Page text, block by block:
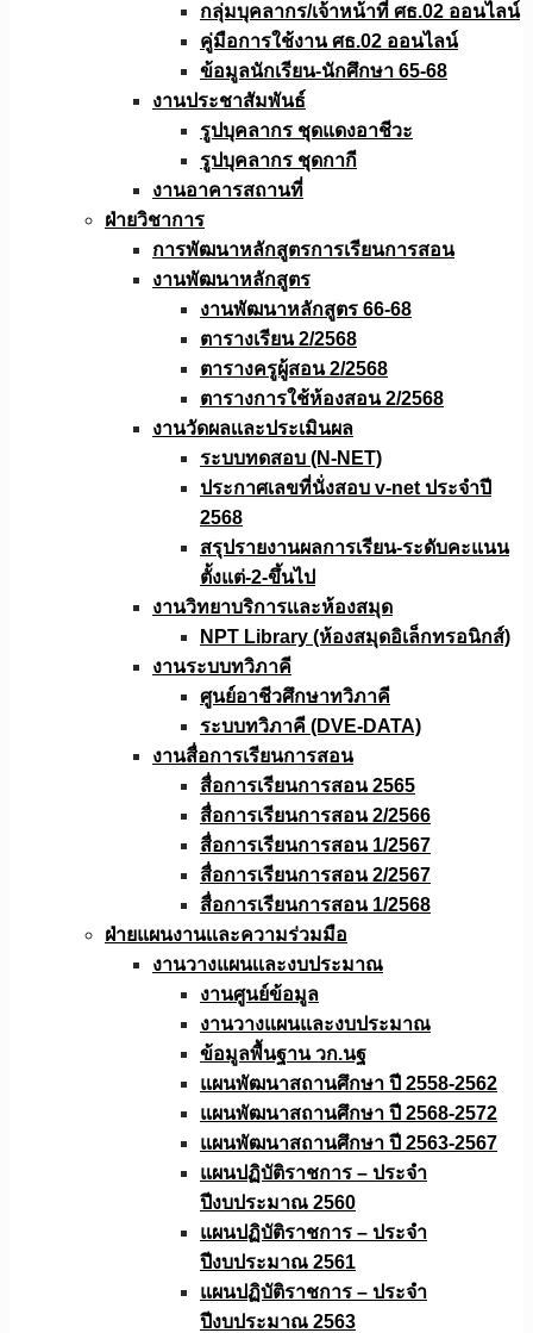
กลุ่มบุคลากร/เจ้าหน้าที่ ศธ.02 ออนไลน์
คู่มือการใช้งาน ศธ.02 ออนไลน์
ข้อมูลนักเรียน-นักศึกษา 65-68
งานประชาสัมพันธ์
รูปบุคลากร ชุดแดงอาชีวะ
รูปบุคลากร ชุดกากี
งานอาคารสถานที่
ฝ่ายวิชาการ
การพัฒนาหลักสูตรการเรียนการสอน
งานพัฒนาหลักสูตร
งานพัฒนาหลักสูตร 66-68
ตารางเรียน 2/2568
ตารางครูผู้สอน 2/2568
ตารางการใช้ห้องสอน 2/2568
งานวัดผลเเละประเมินผล
ระบบทดสอบ (N-NET)
ประกาศเลขที่นั่งสอบ v-net ประจำปี
2568
สรุปรายงานผลการเรียน-ระดับคะแนน
ตั้งแต่-2-ขึ้นไป
งานวิทยาบริการเเละห้องสมุด
NPT Library (ห้องสมุดอิเล็กทรอนิกส์)
งานระบบทวิภาคี
ศูนย์อาชีวศึกษาทวิภาคี
ระบบทวิภาคี (DVE-DATA)
งานสื่อการเรียนการสอน
สื่อการเรียนการสอน 2565
สื่อการเรียนการสอน 2/2566
สื่อการเรียนการสอน 1/2567
สื่อการเรียนการสอน 2/2567
สื่อการเรียนการสอน 1/2568
ฝ่ายแผนงานเเละความร่วมมือ
งานวางแผนเเละงบประมาณ
งานศูนย์ข้อมูล
งานวางแผนและงบประมาณ
ข้อมูลพื้นฐาน วก.นฐ
แผนพัฒนาสถานศึกษา ปี 2558-2562
แผนพัฒนาสถานศึกษา ปี 2568-2572
แผนพัฒนาสถานศึกษา ปี 2563-2567
แผนปฏิบัติราชการ – ประจำ
ปีงบประมาณ 2560
แผนปฏิบัติราชการ – ประจำ
ปีงบประมาณ 2561
แผนปฏิบัติราชการ – ประจำ
ปีงบประมาณ 2563